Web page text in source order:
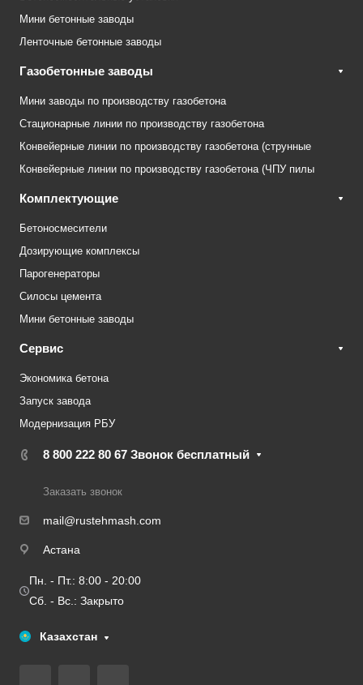
Мини бетонные заводы
Ленточные бетонные заводы
Газобетонные заводы
Мини заводы по производству газобетона
Стационарные линии по производству газобетона
Конвейерные линии по производству газобетона (струнные
Конвейерные линии по производству газобетона (ЧПУ пилы
Комплектующие
Бетоносмесители
Дозирующие комплексы
Парогенераторы
Силосы цемента
Мини бетонные заводы
Сервис
Экономика бетона
Запуск завода
Модернизация РБУ
8 800 222 80 67 Звонок бесплатный
Заказать звонок
mail@rustehmash.com
Астана
Пн. - Пт.: 8:00 - 20:00
Сб. - Вс.: Закрыто
Казахстан